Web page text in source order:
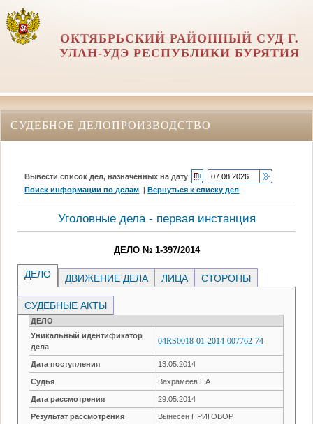
ОКТЯБРЬСКИЙ РАЙОННЫЙ СУД Г.
УЛАН-УДЭ РЕСПУБЛИКИ БУРЯТИЯ
СУДЕБНОЕ ДЕЛОПРОИЗВОДСТВО
Вывести список дел, назначенных на дату
Поиск информации по делам |Вернуться к списку дел
Уголовные дела - первая инстанция
ДЕЛО № 1-397/2014
ДЕЛО ДВИЖЕНИЕ ДЕЛА ЛИЦА СТОРОНЫ
СУДЕБНЫЕ АКТЫ
ДЕЛО
Уникальный идентификатор
дела
04RS0018-01-2014-007762-74
Дата поступления 13.05.2014
Судья Вахрамеев Г.А.
Дата рассмотрения 29.05.2014
Результат рассмотрения Вынесен ПРИГОВОР